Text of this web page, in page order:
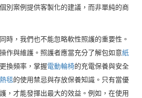
別案例提供客製化的建議，而非單純的商
時，我們也不能忽略軟性照護的重要性。
作與維護。照護者應當充分了解包如意紙
換頻率，掌握電動輪椅的充電保養與安全
毯的使用禁忌與存放保養知識。只有當優
，才能發揮出最大的效益。例如，在使用